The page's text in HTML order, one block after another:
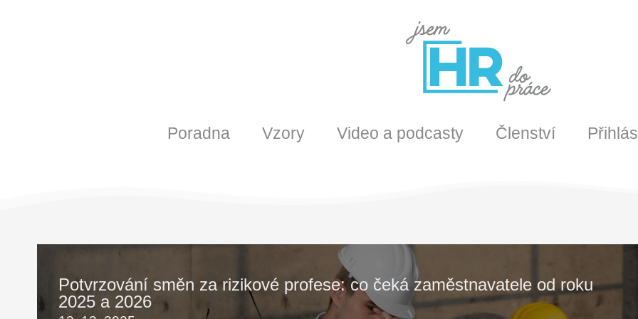
Poradna Vzory Video a podcasty Členství
Potvrzování směn za rizikové profese: co čeká zaměstnavatele od roku
2025 a 2026